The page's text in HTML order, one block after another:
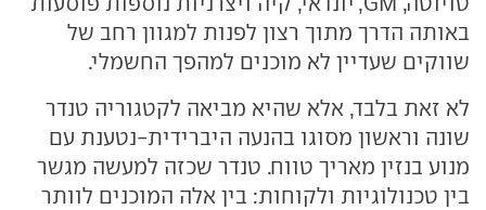
באותה הדרך מתוך רצון לפנות למגוון רחב של
שווקים שעדיין לא מוכנים למהפך החשמלי.
לא זאת בלבד, אלא שהיא מביאה לקטגוריה טנדר
שונה וראשון מסוגו בהנעה היברידית-נטענת עם
מנוע בנזין מאריך טווח. טנדר שכזה למעשה מגשר
בין טכנולוגיות ולקוחות: בין אלה המוכנים לוותר